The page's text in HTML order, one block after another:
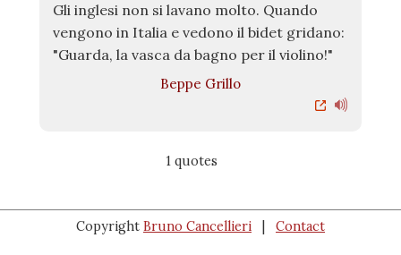
Gli inglesi non si lavano molto. Quando
vengono in Italia e vedono il bidet gridano:
"Guarda, la vasca da bagno per il violino!"
Beppe Grillo
1 quotes
Copyright Bruno Cancellieri Contact